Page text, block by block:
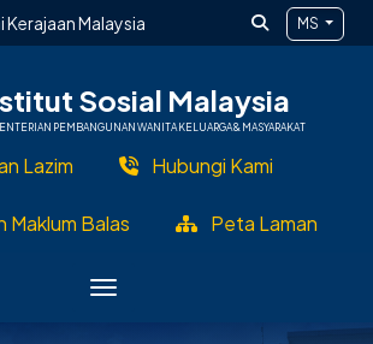
utama
Kerajaan Malaysia MS
Sosial Malaysia
PEMBANGUNAN WANITA KELUARGA & MASYARAKAT
Lazim Hubungi Kami
Maklum Balas Peta Laman